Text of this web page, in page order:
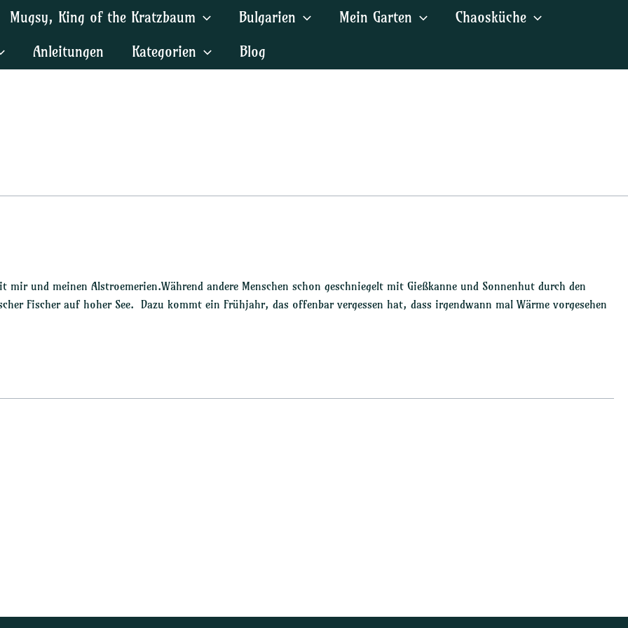
Mugsy, King of the Kratzbaum Bulgarien Mein Garten
Chaosküche
Anleitungen
Kategorien Blog
und meinen Alstroemerien.Während andere Menschen schon geschniegelt mit Gießkanne und Sonnenhut durch den
Fischer auf hoher See. Dazu kommt ein Frühjahr, das offenbar vergessen hat, dass irgendwann mal Wärme vorgesehen